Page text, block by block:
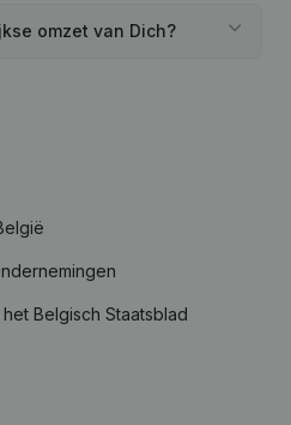
omzet van Dich?
Belgisch Staatsblad